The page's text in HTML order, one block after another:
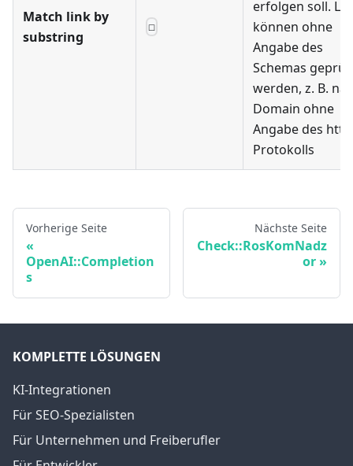
Match link by
substring
☐
erfolgen soll.
können ohne
Angabe des
Schemas
werden, z. B.
Domain ohne
Angabe des
Protokolls
Vorherige Seite
OpenAI::Completion
s
Nächste Seite
Check::RosKomNadz
or
KOMPLETTE LÖSUNGEN
KI-Integrationen
Für SEO-Spezialisten
Für Unternehmen und Freiberufler